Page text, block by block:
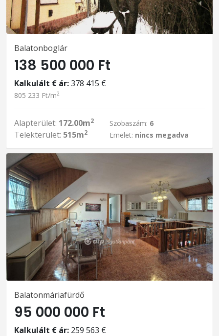
Balatonboglár
138 500 000 Ft
Kalkulált € ár:378 415 €
805 233 Ft/m2
Alapterület: 172.00m2
Telekterület: 515m2
Szobaszám: 6
Emelet: nincs megadva
Balatonmáriafürdő
95 000 000 Ft
Kalkulált € ár: 259 563 €